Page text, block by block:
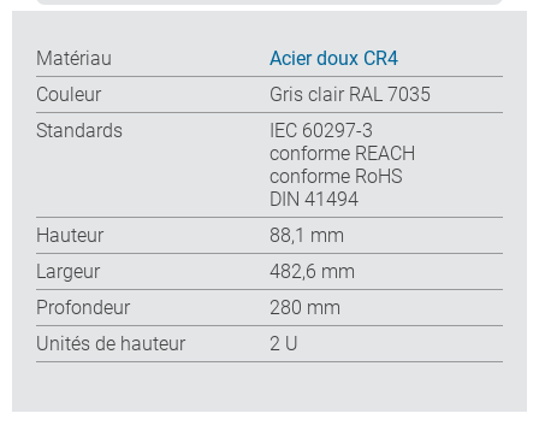
Matériau
Acier doux CR4
Couleur
Gris clair RAL 7035
Standards
IEC 60297-3
conforme REACH
conforme RoHS
DIN 41494
Hauteur
88,1 mm
Largeur
482,6 mm
Profondeur
280 mm
Unités de hauteur
2 U